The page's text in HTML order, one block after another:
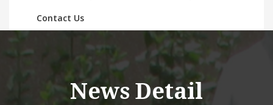
Contact Us
News Detail